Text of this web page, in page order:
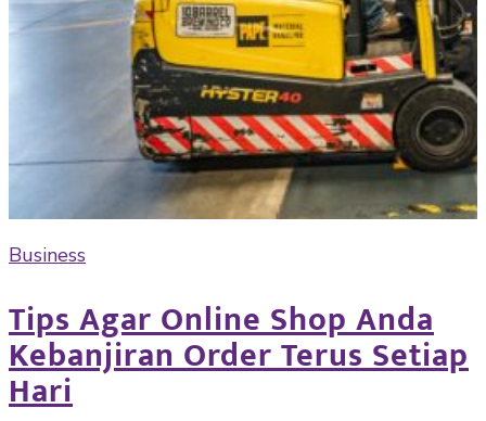
Business
Tips Agar Online Shop Anda
Kebanjiran Order Terus Setiap
Hari